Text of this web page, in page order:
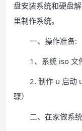
盘安装系统和硬盘
里制作系统。
一、操作准备:
1、系统 iso 文
2. 制作 u 启动
骤）
二、在家做系